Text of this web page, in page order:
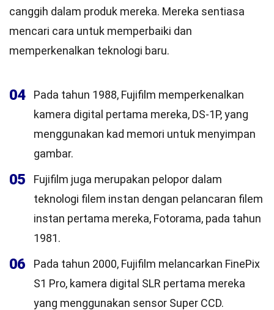
canggih dalam produk mereka. Mereka sentiasa
mencari cara untuk memperbaiki dan
memperkenalkan teknologi baru.
04
Pada tahun 1988, Fujifilm memperkenalkan
kamera digital pertama mereka, DS-1P, yang
menggunakan kad memori untuk menyimpan
gambar.
05
Fujifilm juga merupakan pelopor dalam
teknologi filem instan dengan pelancaran filem
instan pertama mereka, Fotorama, pada tahun
1981.
06
Pada tahun 2000, Fujifilm melancarkan FinePix
S1 Pro, kamera digital SLR pertama mereka
yang menggunakan sensor Super CCD.